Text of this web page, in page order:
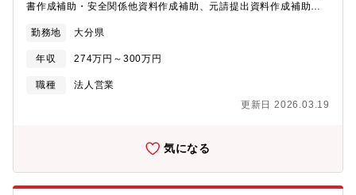
書作成補助・安全関係他資料作成補助、元請提出資料作成補助・
申請手続き・保有車両管理・本社（北九州市若松区）・他事業所
（北九州市小倉北区）との電話、メール対応・来客(お茶出し有)、
電話対応、掃除、入構手続き【魅力】・創業50年以上、安定した
財務状況のため安心して長期的に働けます。・定年60歳ですが、
出量を抑えるためにコンクリートの下に使用されていたり、肥料
く使用されております。・ホイールローダーや油圧ショベルなど
の大型機を多数所有しているため専門作業も多く担っておりま
す。・転勤も当面の間無いため、大分市で腰を据えて働きたい方
歓迎です。【組織構成】大分事業所 42名
勤務地 大分県
年収 274万円～300万円
職種
法人営業
更新日 2026.03.19
気になる